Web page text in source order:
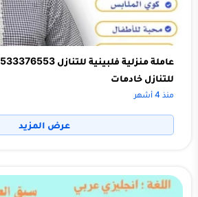
للتنازل خادمات
منذ 4 أشهر
عرض المزيد